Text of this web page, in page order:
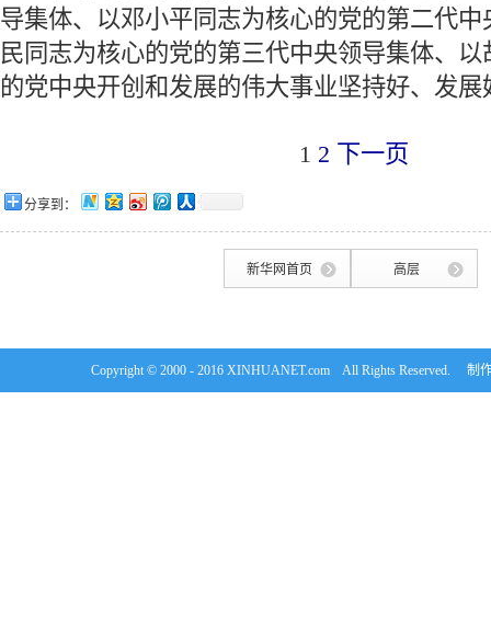
导集体、以邓小平同志为核心的党的第二代
民同志为核心的党的第三代中央领导集体、
的党中央开创和发展的伟大事业坚持好、发展
1 2 下一页
分享到：
新华网首页 高层
Copyright © 2000 - 2016 XINHUANET.com All Rights Reserved. 制